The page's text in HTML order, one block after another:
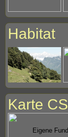
Habitat
Karte
Eigene